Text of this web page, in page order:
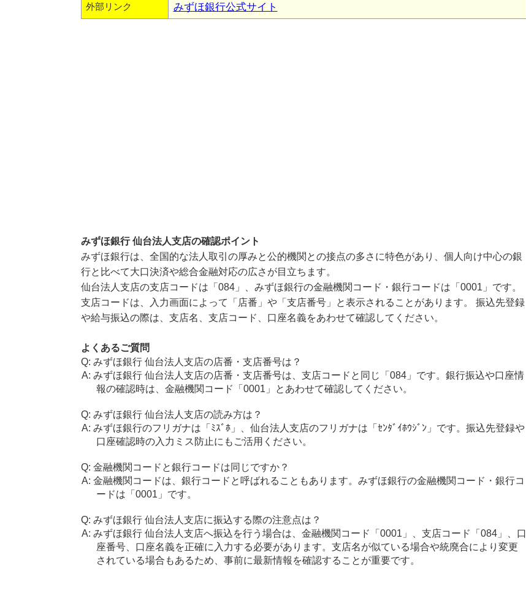
外部リンク みずほ銀行公式サイト
みずほ銀行 仙台法人支店の確認ポイント
みずほ銀行は、全国的な法人取引の厚みと公的機関との接点の多さに特色があり、個人向け中心の銀
行と比べて大口決済や総合金融対応の広さが目立ちます。
仙台法人支店の支店コードは「084」、みずほ銀行の金融機関コード・銀行コードは「0001」です。
支店コードは、入力画面によって「店番」や「支店番号」と表示されることがあります。 振込先登録
や給与振込の際は、支店名、支店コード、口座名義をあわせて確認してください。
よくあるご質問
みずほ銀行 仙台法人支店の店番・支店番号は？
みずほ銀行 仙台法人支店の店番・支店番号は、支店コードと同じ「084」です。銀行振込や口座情
報の確認時は、金融機関コード「0001」とあわせて確認してください。
みずほ銀行 仙台法人支店の読み方は？
みずほ銀行のフリガナは「ﾐｽﾞﾎ」、仙台法人支店のフリガナは「ｾﾝﾀﾞｲﾎｳｼﾞﾝ」です。振込先登録や
口座確認時の入力ミス防止にもご活用ください。
金融機関コードと銀行コードは同じですか？
金融機関コードは、銀行コードと呼ばれることもあります。みずほ銀行の金融機関コード・銀行コ
ードは「0001」です。
みずほ銀行 仙台法人支店に振込する際の注意点は？
みずほ銀行 仙台法人支店へ振込を行う場合は、金融機関コード「0001」、支店コード「084」、口
座番号、口座名義を正確に入力する必要があります。支店名が似ている場合や統廃合により変更
されている場合もあるため、事前に最新情報を確認することが重要です。